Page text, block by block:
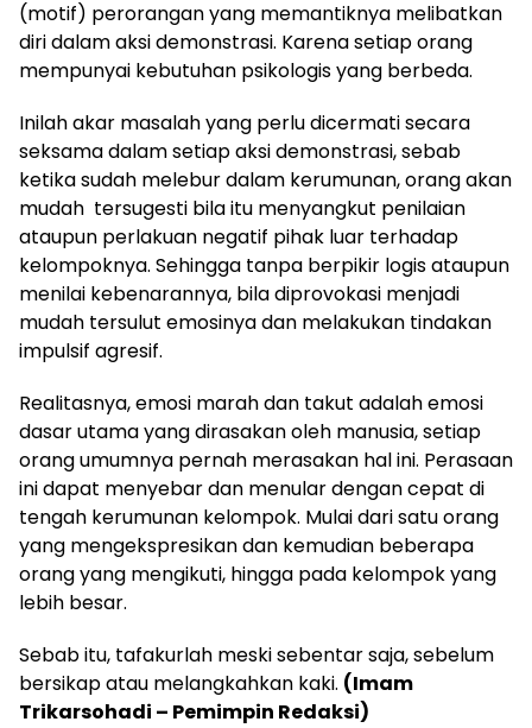
(motif) perorangan yang memantiknya melibatkan
diri dalam aksi demonstrasi. Karena setiap orang
mempunyai kebutuhan psikologis yang berbeda.
Inilah akar masalah yang perlu dicermati secara
seksama dalam setiap aksi demonstrasi, sebab
ketika sudah melebur dalam kerumunan, orang akan
mudah tersugesti bila itu menyangkut penilaian
ataupun perlakuan negatif pihak luar terhadap
kelompoknya. Sehingga tanpa berpikir logis ataupun
menilai kebenarannya, bila diprovokasi menjadi
mudah tersulut emosinya dan melakukan tindakan
impulsif agresif.
Realitasnya, emosi marah dan takut adalah emosi
dasar utama yang dirasakan oleh manusia, setiap
orang umumnya pernah merasakan hal ini. Perasaan
ini dapat menyebar dan menular dengan cepat di
tengah kerumunan kelompok. Mulai dari satu orang
yang mengekspresikan dan kemudian beberapa
orang yang mengikuti, hingga pada kelompok yang
lebih besar.
Sebab itu, tafakurlah meski sebentar saja, sebelum
bersikap atau melangkahkan kaki. (Imam
Trikarsohadi – Pemimpin Redaksi)